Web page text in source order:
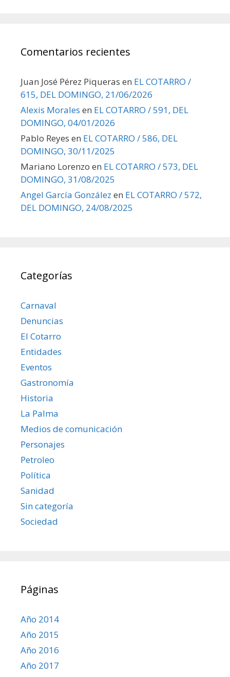
Comentarios recientes
Juan José Pérez Piqueras en EL COTARRO /
615, DEL DOMINGO, 21/06/2026
Alexis Morales en EL COTARRO / 591, DEL
DOMINGO, 04/01/2026
Pablo Reyes en EL COTARRO / 586, DEL
DOMINGO, 30/11/2025
Mariano Lorenzo en EL COTARRO / 573, DEL
DOMINGO, 31/08/2025
Angel García González en EL COTARRO / 572,
DEL DOMINGO, 24/08/2025
Categorías
Carnaval
Denuncias
El Cotarro
Entidades
Eventos
Gastronomía
Historia
La Palma
Medios de comunicación
Personajes
Petroleo
Política
Sanidad
Sin categoría
Sociedad
Páginas
Año 2014
Año 2015
Año 2016
Año 2017